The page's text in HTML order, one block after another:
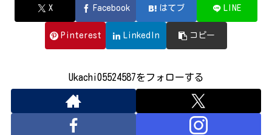
X Facebook はてブ LINE
Pinterest LinkedIn コピー
Ukachi05524587をフォローする